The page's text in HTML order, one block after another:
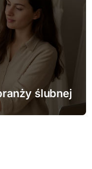
ślubnej